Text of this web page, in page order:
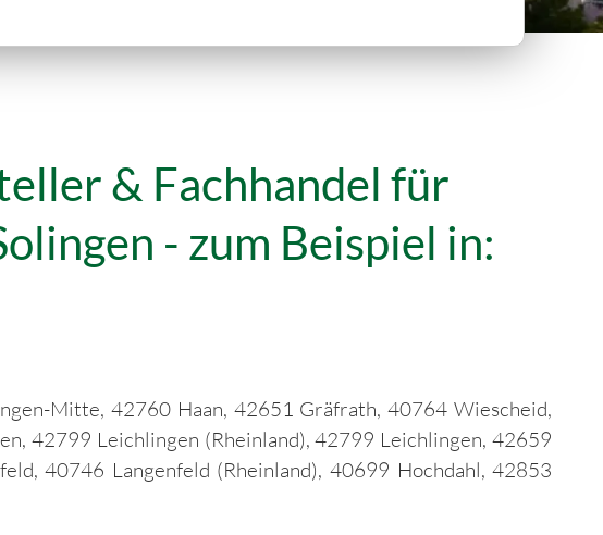
& Fachhandel für
- zum Beispiel in:
Mitte, 42760 Haan, 42651 Gräfrath, 40764 Wiescheid,
42799 Leichlingen (Rheinland), 42799 Leichlingen, 42659
40746 Langenfeld (Rheinland), 40699 Hochdahl, 42853